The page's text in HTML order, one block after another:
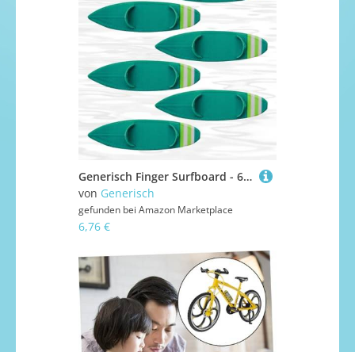
Generisch Finger Surfboard - 6 Stück Fingerboard Surfboards,Kinder Sammelspielzeug Für Autofenster Klassenraum Spielzeug Dekoration
von Generisch
gefunden bei Amazon Marketplace
6,76 €